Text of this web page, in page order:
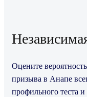
Оцените
призыва в Анапе
профильного теста